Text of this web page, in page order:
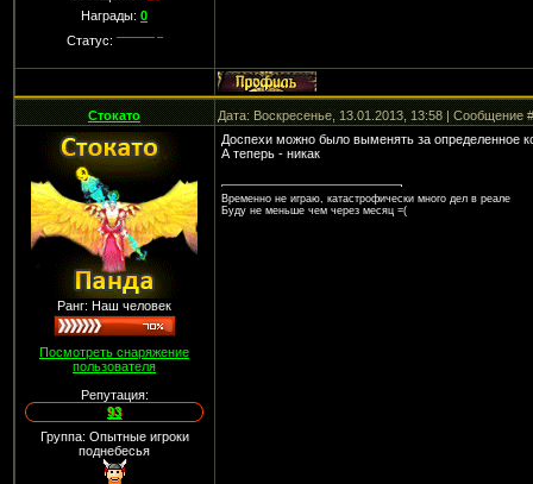
Награды: 0
Статус:
Стокато Дата: Воскресенье, 13.01.2013, 13:58 | Сообщение
Ранг: Наш человек
Посмотреть снаряжение
пользователя
Репутация:
93
Группа: Опытные игроки
поднебесья
Доспехи можно было выменять за определенное
А теперь - никак
Временно не играю, катастрофически много дел в реале
Буду не меньше чем через месяц =(